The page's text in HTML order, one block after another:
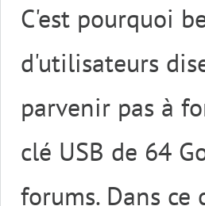
C'est pourquoi
d'utilisateurs
parvenir pas à
clé USB de 64
forums. Dans ce